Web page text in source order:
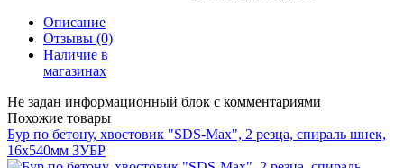
Описание
Отзывы (0)
Наличие в
магазинах
Не задан информационный блок с комментариями
Похожие товары
Бур по бетону, хвостовик "SDS-Max", 2 резца, спираль шнек,
16х540мм ЗУБР